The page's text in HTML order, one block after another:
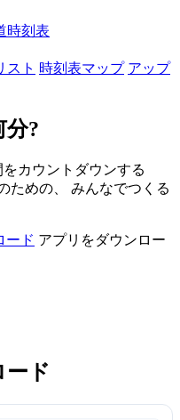
時刻表
スト 時刻表マップ アップ
分?
カウントダウンする
ための、 みんなでつくる
ード アプリをダウンロー
ード